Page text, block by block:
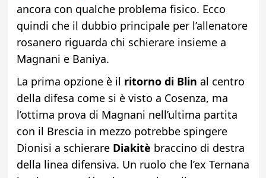
ancora con qualche problema fisico. Ecco
quindi che il dubbio principale per l’allenatore
rosanero riguarda chi schierare insieme a
Magnani e Baniya.
La prima opzione è il ritorno di Blin al centro
della difesa come si è visto a Cosenza, ma
l’ottima prova di Magnani nell’ultima partita
con il Brescia in mezzo potrebbe spingere
Dionisi a schierare Diakitè braccino di destra
della linea difensiva. Un ruolo che l’ex Ternana